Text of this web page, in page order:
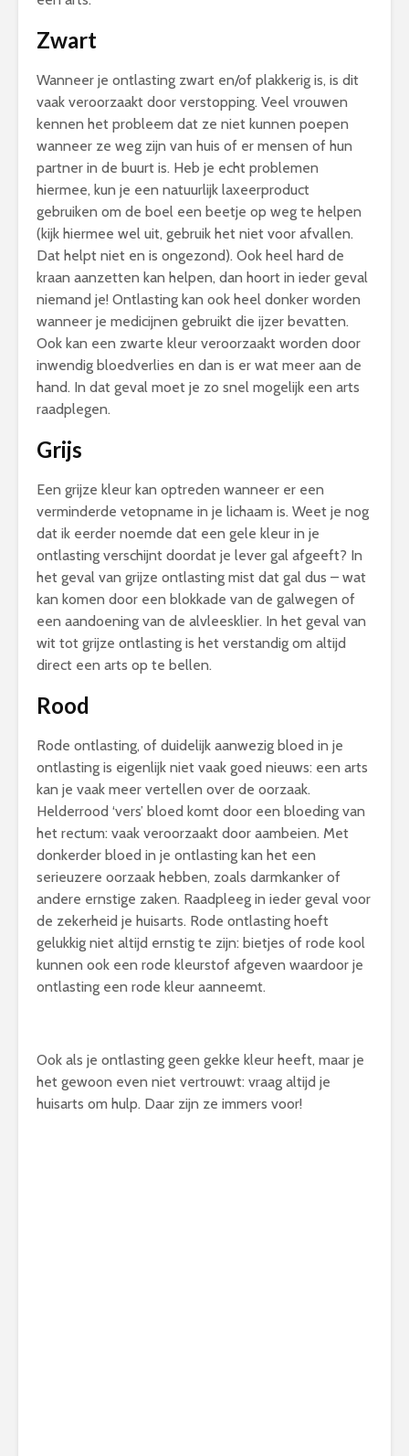
Zwart
Wanneer je ontlasting zwart en/of plakkerig is, is dit
vaak veroorzaakt door verstopping. Veel vrouwen
kennen het probleem dat ze niet kunnen poepen
wanneer ze weg zijn van huis of er mensen of hun
partner in de buurt is. Heb je echt problemen
hiermee, kun je een natuurlijk laxeerproduct
gebruiken om de boel een beetje op weg te helpen
(kijk hiermee wel uit, gebruik het niet voor afvallen.
Dat helpt niet en is ongezond). Ook heel hard de
kraan aanzetten kan helpen, dan hoort in ieder geval
niemand je! Ontlasting kan ook heel donker worden
wanneer je medicijnen gebruikt die ijzer bevatten.
Ook kan een zwarte kleur veroorzaakt worden door
inwendig bloedverlies en dan is er wat meer aan de
hand. In dat geval moet je zo snel mogelijk een arts
raadplegen.
Grijs
Een grijze kleur kan optreden wanneer er een
verminderde vetopname in je lichaam is. Weet je nog
dat ik eerder noemde dat een gele kleur in je
ontlasting verschijnt doordat je lever gal afgeeft? In
het geval van grijze ontlasting mist dat gal dus – wat
kan komen door een blokkade van de galwegen of
een aandoening van de alvleesklier. In het geval van
wit tot grijze ontlasting is het verstandig om altijd
direct een arts op te bellen.
Rood
Rode ontlasting, of duidelijk aanwezig bloed in je
ontlasting is eigenlijk niet vaak goed nieuws: een arts
kan je vaak meer vertellen over de oorzaak.
Helderrood ‘vers’ bloed komt door een bloeding van
het rectum: vaak veroorzaakt door aambeien. Met
donkerder bloed in je ontlasting kan het een
serieuzere oorzaak hebben, zoals darmkanker of
andere ernstige zaken. Raadpleeg in ieder geval voor
de zekerheid je huisarts. Rode ontlasting hoeft
gelukkig niet altijd ernstig te zijn: bietjes of rode kool
kunnen ook een rode kleurstof afgeven waardoor je
ontlasting een rode kleur aanneemt.
Ook als je ontlasting geen gekke kleur heeft, maar je
het gewoon even niet vertrouwt: vraag altijd je
huisarts om hulp. Daar zijn ze immers voor!